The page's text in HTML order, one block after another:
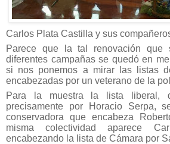
Carlos Plata Castilla y sus
Parece que la tal renovación que
diferentes campañas se quedó en
si nos ponemos a mirar las listas
encabezadas por un veterano de la
Para la muestra la lista liberal,
precisamente por Horacio Serpa,
conservadora que encabeza
misma colectividad aparece
encabezando la lista de Cámara por